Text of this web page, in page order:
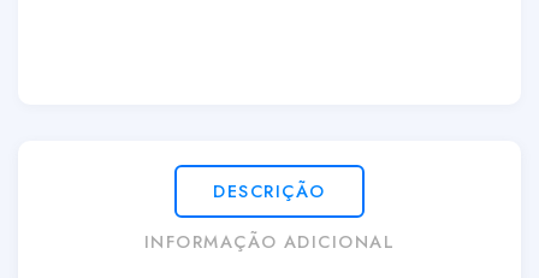
DESCRIÇÃO
INFORMAÇÃO ADICIONAL